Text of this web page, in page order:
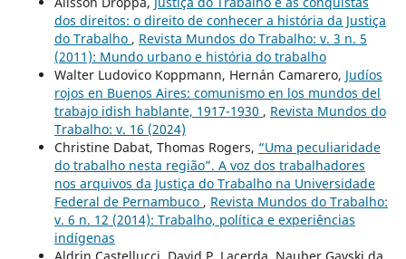
dos direitos: o direito de conhecer a história da Justiça
do Trabalho , Revista Mundos do Trabalho: v. 3 n. 5
(2011): Mundo urbano e história do trabalho
Walter Ludovico Koppmann, Hernán Camarero, Judíos
rojos en Buenos Aires: comunismo en los mundos del
trabajo idish hablante, 1917-1930 , Revista Mundos do
Trabalho: v. 16 (2024)
Christine Dabat, Thomas Rogers, “Uma peculiaridade
do trabalho nesta região”. A voz dos trabalhadores
nos arquivos da Justiça do Trabalho na Universidade
Federal de Pernambuco , Revista Mundos do Trabalho:
v. 6 n. 12 (2014): Trabalho, política e experiências
indígenas
Aldrin Castellucci, David P. Lacerda, Nauber Gavski da